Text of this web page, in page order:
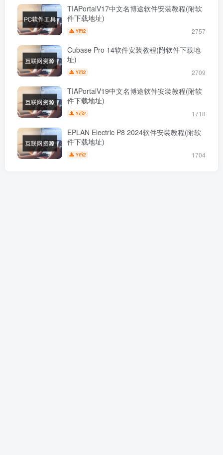
TIAPortalV17中文名博途软件安装教程(附软
件下载地址)
Y币2 2757
Cubase Pro 14软件安装教程(附软件下载地
址)
Y币2 2709
TIAPortalV19中文名博途软件安装教程(附软
件下载地址)
Y币2 1718
EPLAN Electric P8 2024软件安装教程(附软
件下载地址)
Y币2 1704